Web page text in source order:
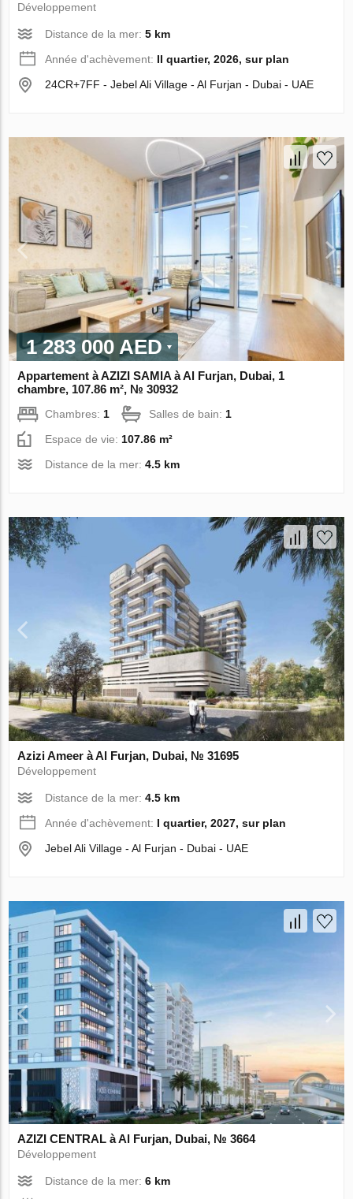
Développement
Distance de la mer:5 km
Année d'achèvement: II quartier, 2026, sur plan
24CR+7FF - Jebel Ali Village - Al Furjan - Dubai - UAE
1 283 000 AED
Appartement à AZIZI SAMIA à Al Furjan, Dubai, 1
chambre, 107.86 m², № 30932
Chambres: 1 Salles de bain: 1
Espace de vie: 107.86 m²
Distance de la mer:4.5 km
Azizi Ameer à Al Furjan, Dubai, № 31695
Développement
Distance de la mer:4.5 km
Année d'achèvement: I quartier, 2027, sur plan
Jebel Ali Village - Al Furjan - Dubai - UAE
AZIZI CENTRAL à Al Furjan, Dubai, № 3664
Développement
Distance de la mer:6 km